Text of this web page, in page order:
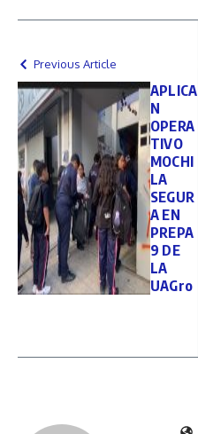
Previous Article
APLICA
N
OPERA
TIVO
MOCHI
LA
SEGUR
A EN
PREPA
9 DE
LA
UAGro